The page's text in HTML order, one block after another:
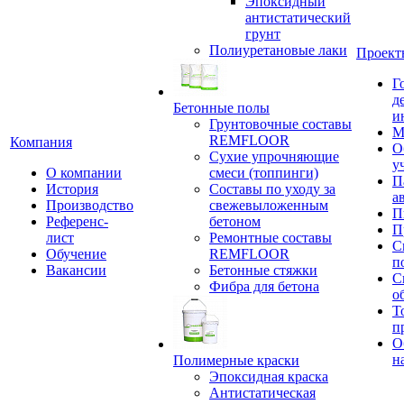
Компания
О компании
История
Производство
Референс-
лист
Обучение
Вакансии
антистатический
грунт
Полиуретановые лаки
Бетонные полы
Грунтовочные составы
REMFLOOR
Сухие упрочняющие
смеси (топпинги)
Составы по уходу за
свежевыложенным
бетоном
Ремонтные составы
REMFLOOR
Бетонные стяжки
Фибра для бетона
Полимерные краски
Эпоксидная краска
Антистатическая